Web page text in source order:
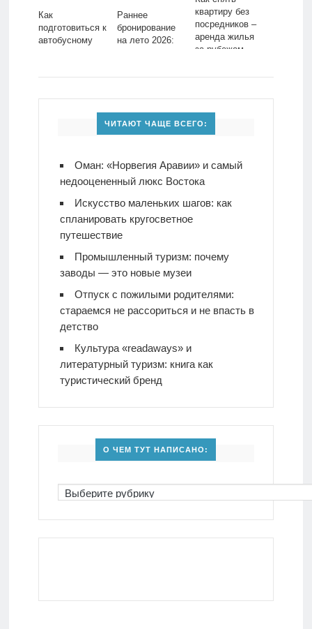
Как
подготовиться к
автобусному
советы
Раннее
бронирование
на лето 2026:
стратегов
квартиру без
посредников –
аренда жилья
за рубежом
ЧИТАЮТ ЧАЩЕ ВСЕГО:
Оман: «Норвегия Аравии» и самый
недооцененный люкс Востока
Искусство маленьких шагов: как
спланировать кругосветное
путешествие
Промышленный туризм: почему
заводы — это новые музеи
Отпуск с пожилыми родителями:
стараемся не рассориться и не впасть в
детство
Культура «readaways» и
литературный туризм: книга как
туристический бренд
О ЧЕМ ТУТ НАПИСАНО: